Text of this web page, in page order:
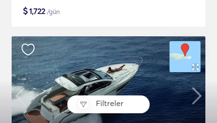
Filtreler
$1,722/gün